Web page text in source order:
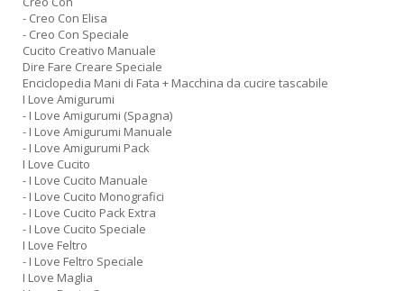
- Creo Con Elisa
- Creo Con Speciale
Cucito Creativo Manuale
Dire Fare Creare Speciale
Enciclopedia Mani di Fata + Macchina da cucire tascabile
I Love Amigurumi
- I Love Amigurumi (Spagna)
- I Love Amigurumi Manuale
- I Love Amigurumi Pack
I Love Cucito
- I Love Cucito Manuale
- I Love Cucito Monografici
- I Love Cucito Pack Extra
- I Love Cucito Speciale
I Love Feltro
- I Love Feltro Speciale
I Love Maglia